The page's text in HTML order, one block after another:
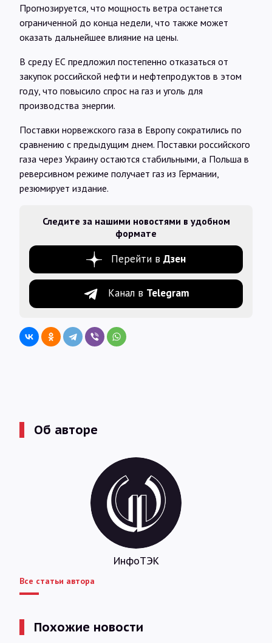
Прогнозируется, что мощность ветра останется
ограниченной до конца недели, что также может
оказать дальнейшее влияние на цены.
В среду ЕС предложил постепенно отказаться от
закупок российской нефти и нефтепродуктов в этом
году, что повысило спрос на газ и уголь для
производства энергии.
Поставки норвежского газа в Европу сократились по
сравнению с предыдущим днем. Поставки российского
газа через Украину остаются стабильными, а Польша в
реверсивном режиме получает газ из Германии,
резюмирует издание.
Следите за нашими новостями в удобном
формате
Перейти в Дзен
Канал в Telegram
Об авторе
ИнфоТЭК
Все статьи автора
Похожие новости